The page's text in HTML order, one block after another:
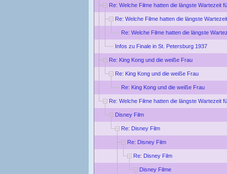
Re: Welche Filme hatten die längste Wartezeit
Re: Welche Filme hatten die längste
Re: Welche Filme hatten die längste
Infos zu Finale in St. Petersburg 1937
Re: King Kong und die weiße Frau
Re: King Kong und die weiße Frau
Re: King Kong und die weiße Frau
Re: Welche Filme hatten die längste Wartezeit
Disney Film
Re: Disney Film
Re: Disney Film
Re: Disney Film
Disney Filme